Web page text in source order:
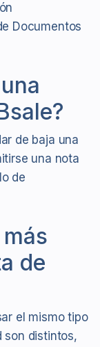
Documentos
de baja una
una nota
de
de
el mismo tipo
son distintos,